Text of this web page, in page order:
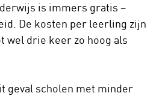
is immers gratis –
De kosten per leerling zijn
wel drie keer zo hoog als
geval scholen met minder